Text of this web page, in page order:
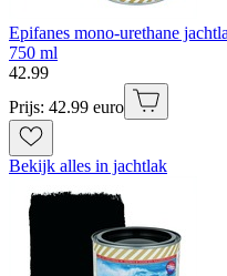
Epifanes mono-urethane
750 ml
42.99
Prijs: 42.99 euro
Bekijk alles in jachtlak